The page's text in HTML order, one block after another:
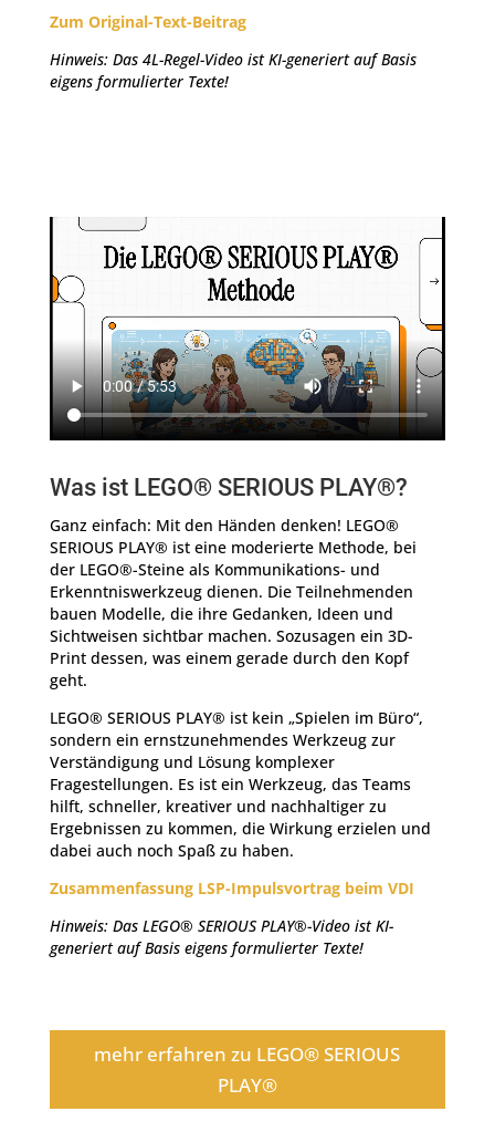
Zum Original-Text-Beitrag
Hinweis: Das 4L-Regel-Video ist KI-generiert auf Basis
eigens formulierter Texte!
Was ist LEGO® SERIOUS PLAY®?
Ganz einfach: Mit den Händen denken! LEGO®
SERIOUS PLAY® ist eine moderierte Methode, bei
der LEGO®-Steine als Kommunikations- und
Erkenntniswerkzeug dienen. Die Teilnehmenden
bauen Modelle, die ihre Gedanken, Ideen und
Sichtweisen sichtbar machen. Sozusagen ein 3D-
Print dessen, was einem gerade durch den Kopf
geht.
LEGO® SERIOUS PLAY® ist kein „Spielen im Büro“,
sondern ein ernstzunehmendes Werkzeug zur
Verständigung und Lösung komplexer
Fragestellungen. Es ist ein Werkzeug, das Teams
hilft, schneller, kreativer und nachhaltiger zu
Ergebnissen zu kommen, die Wirkung erzielen und
dabei auch noch Spaß zu haben.
Zusammenfassung LSP-Impulsvortrag beim VDI
Hinweis: Das LEGO® SERIOUS PLAY®-Video ist KI-
generiert auf Basis eigens formulierter Texte!
mehr erfahren zu LEGO® SERIOUS
PLAY®